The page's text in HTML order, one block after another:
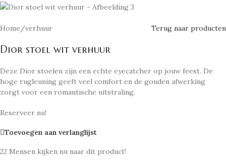
Home/verhuur Terug naar producten
Dior stoel wit verhuur
Deze Dior stoelen zijn een echte eyecatcher op jouw feest. De
hoge rugleuning geeft veel comfort en de gouden afwerking
zorgt voor een romantische uitstraling.
Reserveer nu!
Toevoegen aan verlanglijst
22 Mensen kijken nu naar dit product!